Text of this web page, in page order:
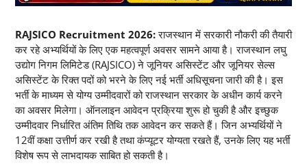
RAJSICO Recruitment 2026:राजस्थान में सरकारी नौकरी की तैयारी
कर रहे अभ्यर्थियों के लिए एक महत्वपूर्ण अवसर सामने आया है। राजस्थान लघु
उद्योग निगम लिमिटेड (RAJSICO) ने जूनियर असिस्टेंट और जूनियर सेल्स
असिस्टेंट के रिक्त पदों को भरने के लिए नई भर्ती अधिसूचना जारी की है। इस
भर्ती के माध्यम से योग्य उम्मीदवारों को राजस्थान सरकार के अधीन कार्य करने
का अवसर मिलेगा। ऑनलाइन आवेदन प्रक्रिया शुरू हो चुकी है और इच्छुक
उम्मीदवार निर्धारित अंतिम तिथि तक आवेदन कर सकते हैं। जिन अभ्यर्थियों ने
12वीं कक्षा उत्तीर्ण कर रखी है तथा कंप्यूटर योग्यता रखते हैं, उनके लिए यह भर्ती
विशेष रूप से लाभदायक साबित हो सकती है।